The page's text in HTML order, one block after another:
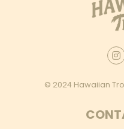
© 2024 Hawaiian